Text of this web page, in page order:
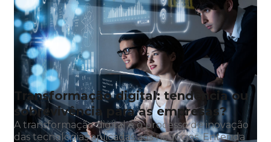
Transformação digital: tendência ou
sobrevivência para as empresas?
A transformação digital é o processo de inovação
das tecnologias aplicadas aos negócios. Entenda